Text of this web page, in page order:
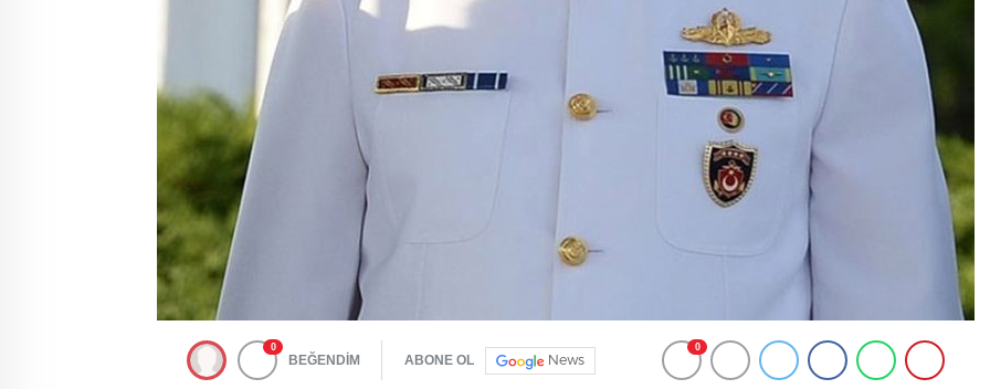
0
BEĞENDİM ABONE OL News
0